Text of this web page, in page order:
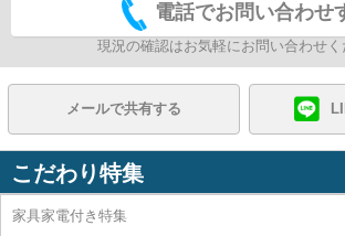
電話でお問い合わせ
現況の確認はお気軽にお問い合わせく
メールで共有する
こだわり特集
家具家電付き特集